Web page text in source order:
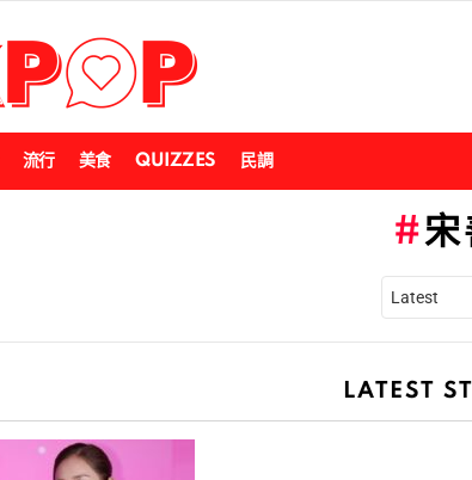
流行 美食 QUIZZES 民調
宋
LATEST